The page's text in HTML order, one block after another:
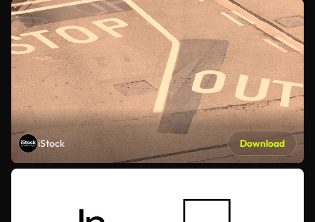
iStock Download